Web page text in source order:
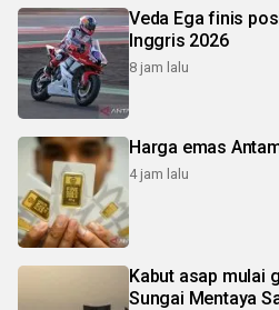
Veda Ega finis
Inggris 2026
8 jam lalu
Harga emas
4 jam lalu
Kabut asap mulai
Sungai Mentaya